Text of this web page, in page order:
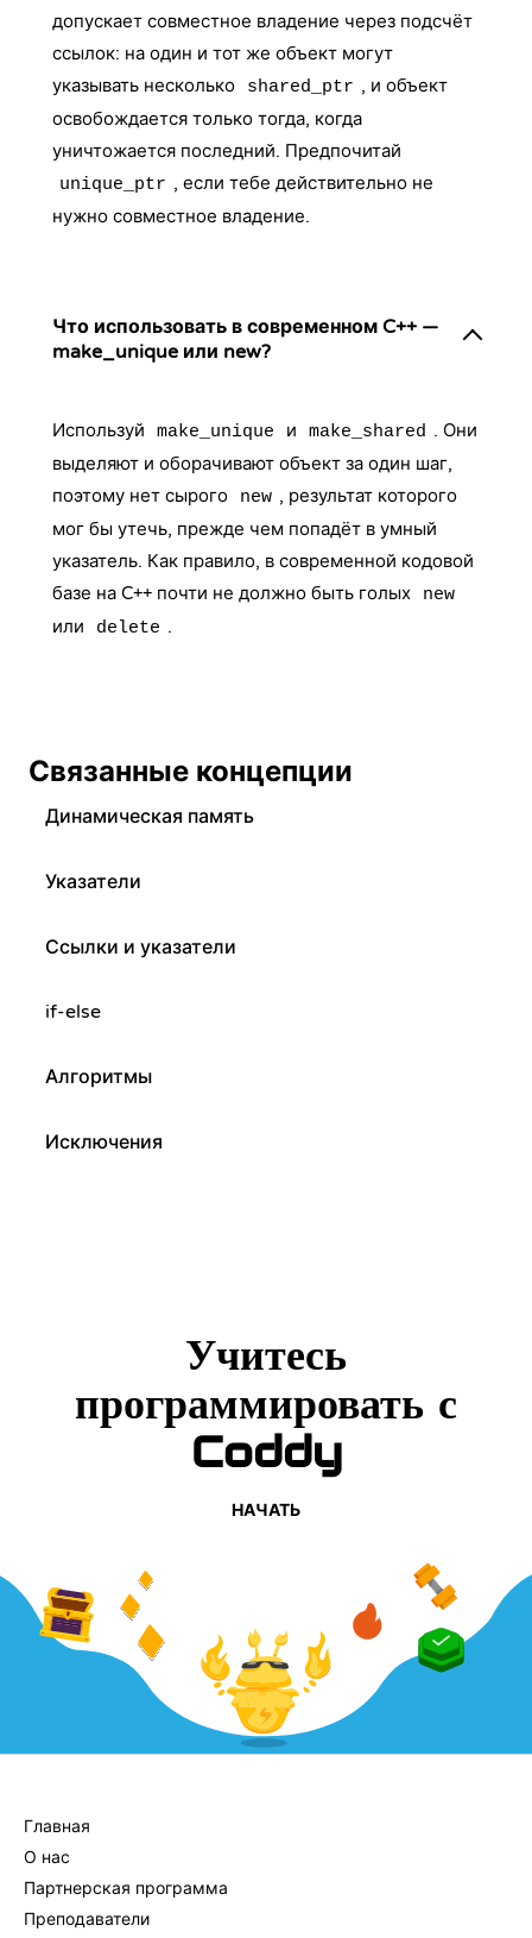
допускает совместное владение через подсчёт
ссылок: на один и тот же объект могут
указывать несколько
shared_ptr , и объект
освобождается только тогда, когда
уничтожается последний. Предпочитай
unique_ptr , если тебе действительно не
нужно совместное владение.
Что использовать в современном C++ —
make_unique или new?
Используй make_unique и make_shared . Они
выделяют и оборачивают объект за один шаг,
поэтому нет сырого
new , результат которого
мог бы утечь, прежде чем попадёт в умный
указатель. Как правило, в современной кодовой
базе на C++ почти не должно быть голых
new
или delete .
Связанные концепции
Динамическая память
Указатели
Ссылки и указатели
if-else
Алгоритмы
Исключения
Учитесь
программировать с
Coddy
НАЧАТЬ
Главная
О нас
Партнерская программа
Преподаватели